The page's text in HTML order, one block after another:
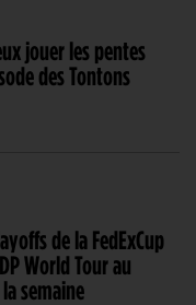
jouer les pentes
des Tontons
de la FedExCup
World Tour au
semaine